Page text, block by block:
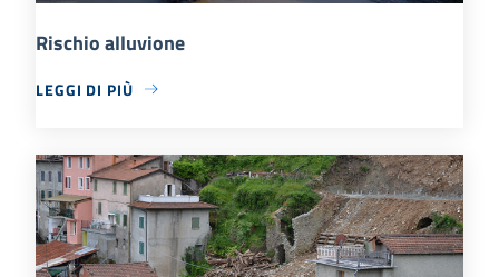
Rischio alluvione
LEGGI DI PIÙ